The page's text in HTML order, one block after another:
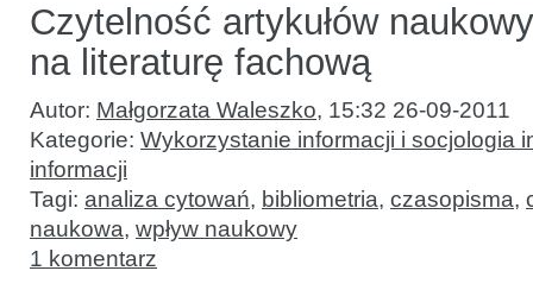
Czytelność artykułów
na literaturę fachową
Autor: Małgorzata Waleszko, 15:32 26-09-2011
Kategorie: Wykorzystanie informacji i socjologia
informacji
Tagi: analiza cytowań, bibliometria, czasopisma,
naukowa, wpływ naukowy
1 komentarz